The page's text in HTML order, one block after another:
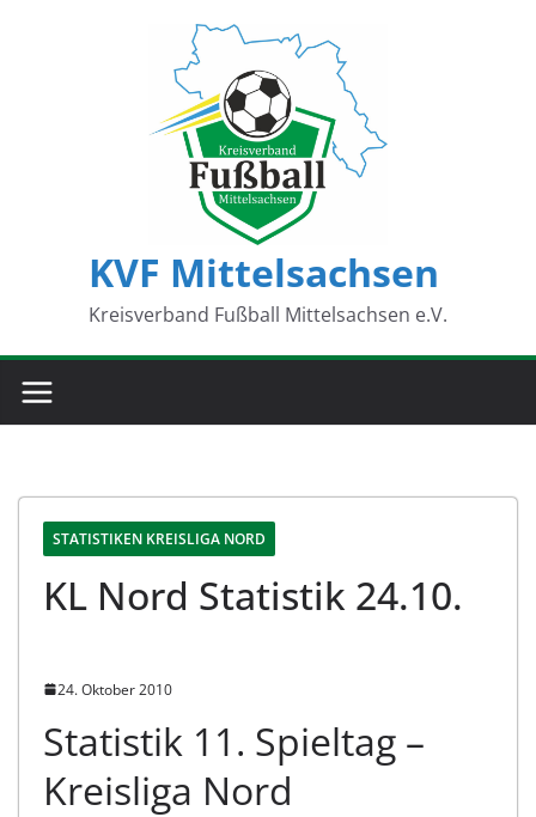
KVF Mittelsachsen
Kreisverband Fußball Mittelsachsen e.V.
STATISTIKEN KREISLIGA NORD
KL Nord Statistik 24.10.
24. Oktober 2010
Statistik 11. Spieltag –
Kreisliga Nord